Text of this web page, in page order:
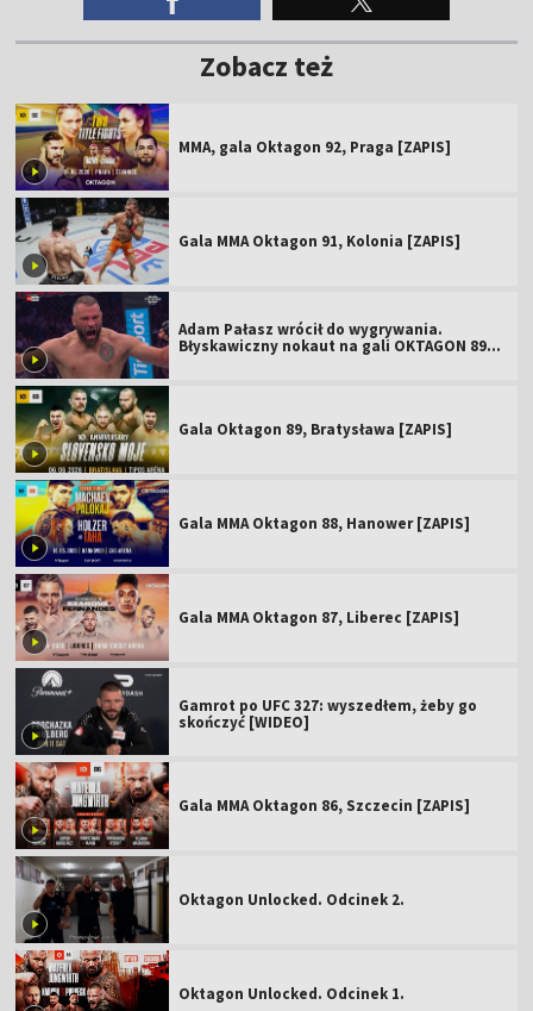
Zobacz też
MMA, gala Oktagon 92, Praga [ZAPIS]
Gala MMA Oktagon 91, Kolonia [ZAPIS]
Adam Pałasz wrócił do wygrywania.
Błyskawiczny nokaut na gali OKTAGON 89
Gala Oktagon 89, Bratysława [ZAPIS]
Gala MMA Oktagon 88, Hanower [ZAPIS]
Gala MMA Oktagon 87, Liberec [ZAPIS]
Gamrot po UFC 327: wyszedłem, żeby go
skończyć [WIDEO]
Gala MMA Oktagon 86, Szczecin [ZAPIS]
Oktagon Unlocked. Odcinek 2.
Oktagon Unlocked. Odcinek 1.